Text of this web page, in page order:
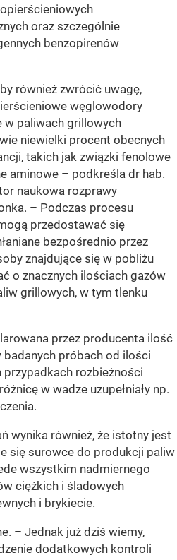
oraz szczególnie
benzopirenów
również zwrócić uwagę,
węglowodory
w paliwach grillowych
niewielki procent obecnych
takich jak związki fenolowe
aminowe – podkreśla dr hab.
naukowa rozprawy
– Podczas procesu
przedostawać się
bezpośrednio przez
znajdujące się w pobliżu
o znacznych ilościach gazów
grillowych, w tym tlenku
przez producenta ilość
próbach od ilości
rozbieżności
w wadze uzupełniały np.
wynika również, że istotny jest
się surowce do produkcji paliw
wszystkim nadmiernego
ciężkich i śladowych
i brykiecie.
– Jednak już dziś wiemy,
dodatkowych kontroli